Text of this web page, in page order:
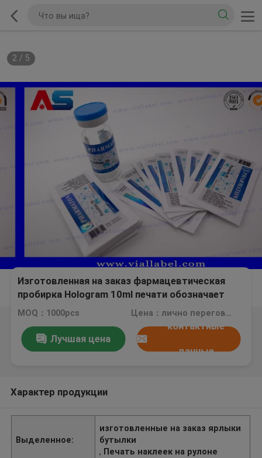
2/ 5
Изготовленная на заказ фармацевтическая
пробирка Hologram 10ml печати обозначает
слипчивые ярлыки медицины рецепта
MOQ：1000pcs Цена：лично переговорить
Лучшая цена
контактные
данные
Характер продукции
Выделенное:
изготовленные на заказ ярлыки
бутылки
, Печать наклеек на рулоне